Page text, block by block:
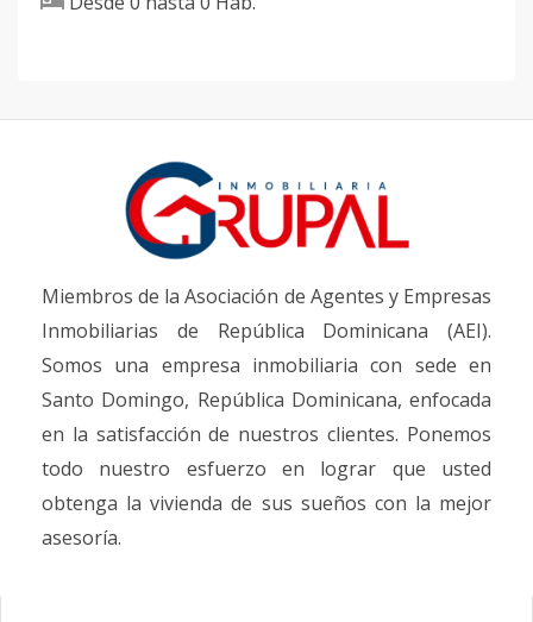
Miembros de la Asociación de Agentes y Empresas
Inmobiliarias de República Dominicana (AEI).
Somos una empresa inmobiliaria con sede en
Santo Domingo, República Dominicana, enfocada
en la satisfacción de nuestros clientes. Ponemos
todo nuestro esfuerzo en lograr que usted
obtenga la vivienda de sus sueños con la mejor
asesoría.